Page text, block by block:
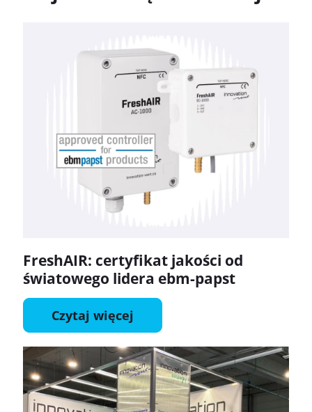
FreshAIR: certyfikat jakości od
światowego lidera ebm-papst
Czytaj więcej